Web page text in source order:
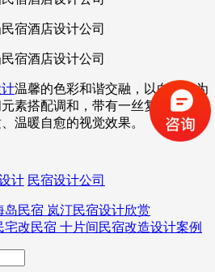
温馨的色彩和谐交融，以白色作为
素搭配调和，带有一丝复古韵味，
温暖自愈的视觉效果。
计 民宿设计公司
岛民宿 岚汀民宿设计欣赏
宅改民宿 十片间民宿改造设计案例